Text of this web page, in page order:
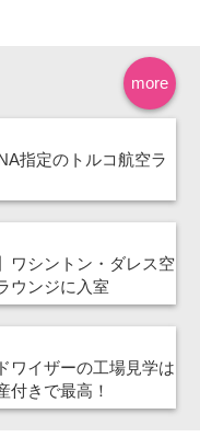
more
指定のトルコ航空ラ
ワシントン・ダレス空
ウンジに入室
ワイザーの工場見学は
付きで最高！